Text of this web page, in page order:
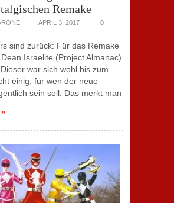
Remake
APRIL 3, 2017
0
sind zurück: Für das Remake
Israelite (Project Almanac)
war sich wohl bis zum
einig, für wen der neue
sein soll. Das merkt man
»